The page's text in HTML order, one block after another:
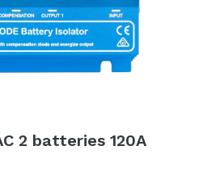
2 batteries 120A